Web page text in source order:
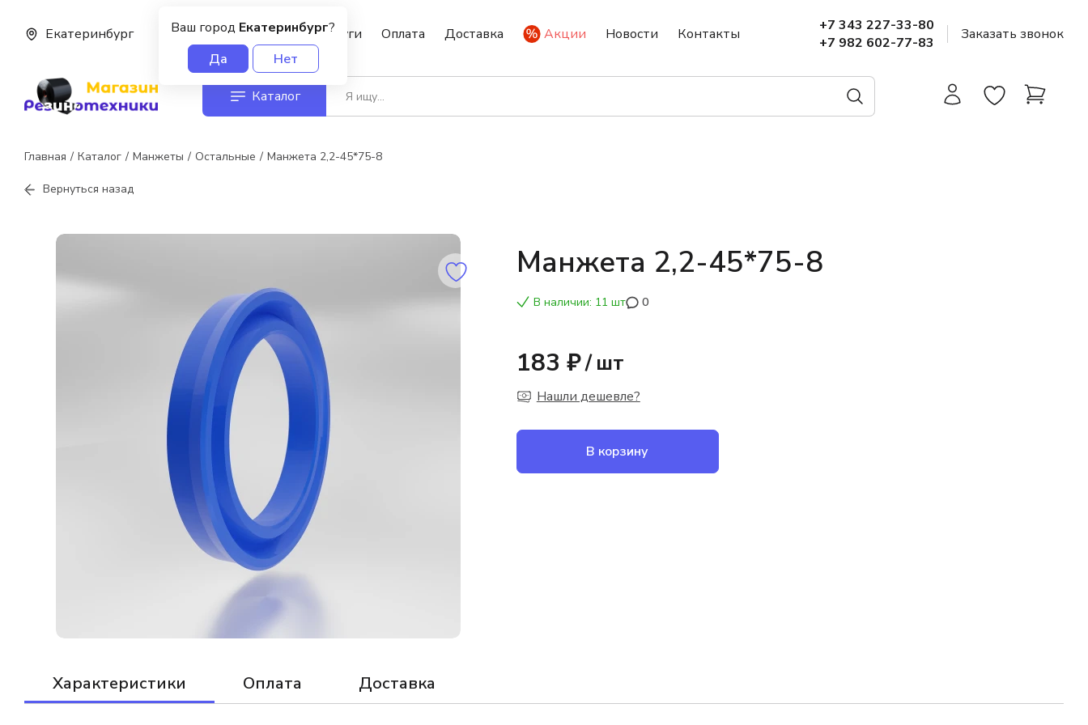
Ваш город Екатеринбург?
Да
Нет
Екатеринбург О нас Услуги Оплата Доставка Акции Новости Контакты
+7 343 227-33-80
+7 982 602-77-83
Заказать звонок
Каталог
Главная Каталог Манжеты Остальные Манжета 2,2-45*75-8
Вернуться назад
Манжета 2,2-45*75-8
В наличии: 11 шт 0
183 ₽/ шт
Нашли дешевле?
В корзину
Характеристики Оплата Доставка